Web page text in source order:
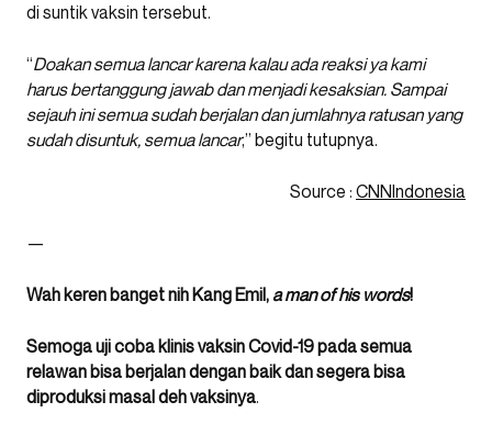
di suntik vaksin tersebut.
“Doakan semua lancar karena kalau ada reaksi ya kami
harus bertanggung jawab dan menjadi kesaksian. Sampai
sejauh ini semua sudah berjalan dan jumlahnya ratusan yang
sudah disuntuk, semua lancar,” begitu tutupnya.
Source : CNNIndonesia
—
Wah keren banget nih Kang Emil, a man of his words!
Semoga uji coba klinis vaksin Covid-19 pada semua
relawan bisa berjalan dengan baik dan segera bisa
diproduksi masal deh vaksinya.